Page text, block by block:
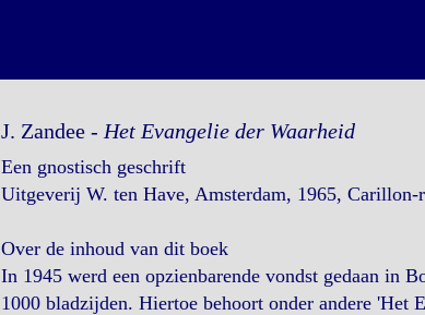
J. Zandee - Het Evangelie der Waarheid
Een gnostisch geschrift
Uitgeverij W. ten Have, Amsterdam, 1965, Carillon-
Over de inhoud van dit boek
In 1945 werd een opzienbarende vondst gedaan in
1000 bladzijden. Hiertoe behoort onder andere 'Het